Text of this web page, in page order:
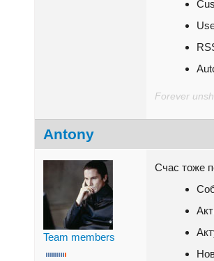
Forever
Antony
Team members
Счас тоже